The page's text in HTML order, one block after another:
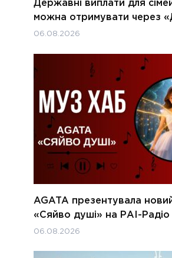
Державні виплати для сімей
можна отримувати через
06.08.2026
AGATA презентувала
«Сяйво душі» на РАІ-Радіо
06.08.2026